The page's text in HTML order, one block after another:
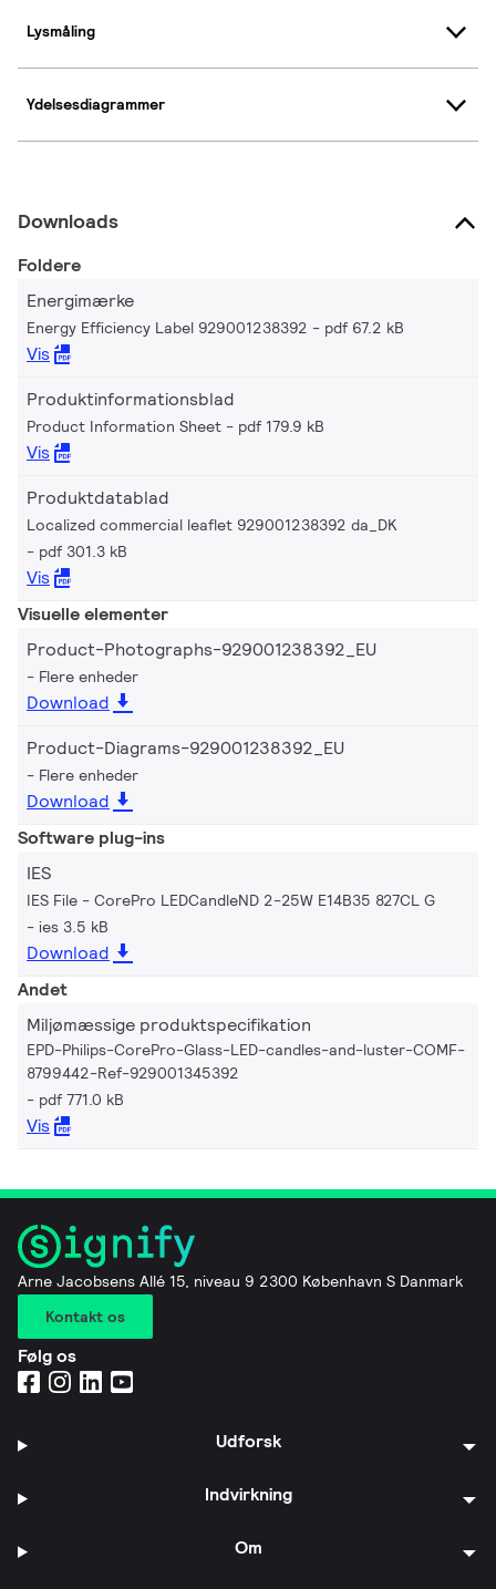
Lysmåling
Ydelsesdiagrammer
Downloads
Foldere
Energimærke
Energy Efficiency Label 929001238392 pdf 67.2 kB
Vis
Produktinformationsblad
Product Information Sheet pdf 179.9 kB
Vis
Produktdatablad
Localized commercial leaflet 929001238392 da_DK
pdf 301.3 kB
Vis
Visuelle elementer
Product-Photographs-929001238392_EU
Flere enheder
Download
Product-Diagrams-929001238392_EU
Flere enheder
Download
Software plug-ins
IES
IES File - CorePro LEDCandleND 2-25W E14B35 827CL G
ies 3.5 kB
Download
Andet
Miljømæssige produktspecifikation
EPD-Philips-CorePro-Glass-LED-candles-and-luster-COMF-
8799442-Ref-929001345392
pdf 771.0 kB
Vis
Arne Jacobsens Allé 15, niveau 9 2300 København S Danmark
Kontakt os
Følg os
Udforsk
Indvirkning
Om